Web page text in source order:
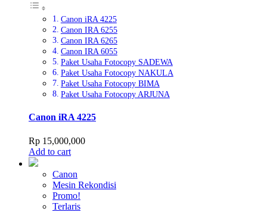
Canon iRA 4225
Canon IRA 6255
Canon IRA 6265
Canon IRA 6055
Paket Usaha Fotocopy SADEWA
Paket Usaha Fotocopy NAKULA
Paket Usaha Fotocopy BIMA
Paket Usaha Fotocopy ARJUNA
Canon iRA 4225
Rp 15,000,000
Add to cart
Canon
Mesin Rekondisi
Promo!
Terlaris